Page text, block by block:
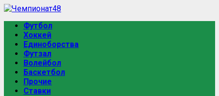
Футбол
Хоккей
Единоборства
Футзал
Волейбол
Баскетбол
Прочие
Ставки